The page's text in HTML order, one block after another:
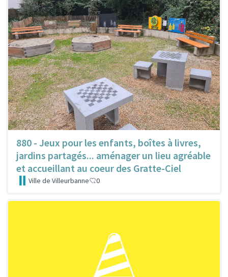
880 - Jeux pour les enfants, boîtes à livres,
jardins partagés... aménager un lieu agréable
et accueillant au coeur des Gratte-Ciel
Ville de Villeurbanne 0